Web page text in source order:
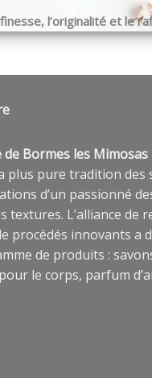
l’originalité et le
produits …
de Bormes les Mimosas
plus pure tradition des
d’un passionné
textures. L’alliance de
procédés innovants a
de produits :
le corps, parfum